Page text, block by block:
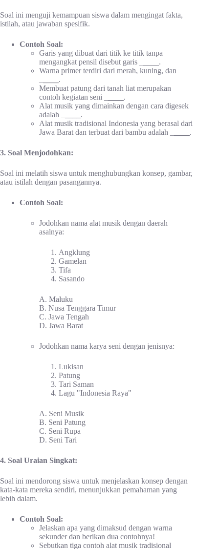
Soal ini menguji kemampuan siswa dalam mengingat fakta,
istilah, atau jawaban spesifik.
Contoh Soal:
Garis yang dibuat dari titik ke titik tanpa
mengangkat pensil disebut garis _
.
Warna primer terdiri dari merah, kuning, dan
.
Membuat patung dari tanah liat merupakan
contoh kegiatan seni _
.
Alat musik yang dimainkan dengan cara digesek
adalah _
.
Alat musik tradisional Indonesia yang berasal dari
Jawa Barat dan terbuat dari bambu adalah _
.
3. Soal Menjodohkan:
Soal ini melatih siswa untuk menghubungkan konsep, gambar,
atau istilah dengan pasangannya.
Contoh Soal:
Jodohkan nama alat musik dengan daerah
asalnya:
Angklung
Gamelan
Tifa
Sasando
A. Maluku
B. Nusa Tenggara Timur
C. Jawa Tengah
D. Jawa Barat
Jodohkan nama karya seni dengan jenisnya:
Lukisan
Patung
Tari Saman
Lagu "Indonesia Raya"
A. Seni Musik
B. Seni Patung
C. Seni Rupa
D. Seni Tari
4. Soal Uraian Singkat:
Soal ini mendorong siswa untuk menjelaskan konsep dengan
kata-kata mereka sendiri, menunjukkan pemahaman yang
lebih dalam.
Contoh Soal:
Jelaskan apa yang dimaksud dengan warna
sekunder dan berikan dua contohnya!
Sebutkan tiga contoh alat musik tradisional